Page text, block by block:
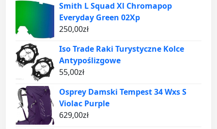
Smith L Squad Xl Chromapop
Everyday Green 02Xp
250,00zł
Iso Trade Raki Turystyczne Kolce
Antypoślizgowe
55,00zł
Osprey Damski Tempest 34 Wxs S
Violac Purple
629,00zł